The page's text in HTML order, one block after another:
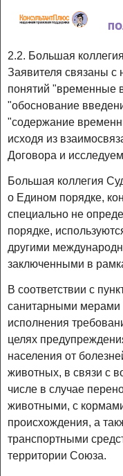
2.2. Большая
Заявителя связаны с
понятий "временные
"обоснование
"содержание
исходя из
Договора и
Большая коллегия
о Едином порядке,
специально не
порядке,
другими
заключенными в
В соответствии с
санитарными мерами
исполнения
целях
населения от
животных, в связи с
числе в случае
животными, с
происхождения, а
транспортными
территории Союза.